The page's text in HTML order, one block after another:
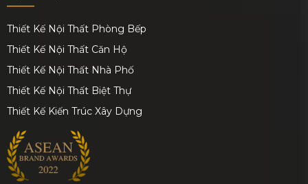
Thiết Kế Nội Thất Phòng Bếp
Thiết Kế Nội Thất Căn Hộ
Thiết Kế Nội Thất Nhà Phố
Thiết Kế Nội Thất Biệt Thự
Thiết Kế Kiến Trúc Xây Dựng